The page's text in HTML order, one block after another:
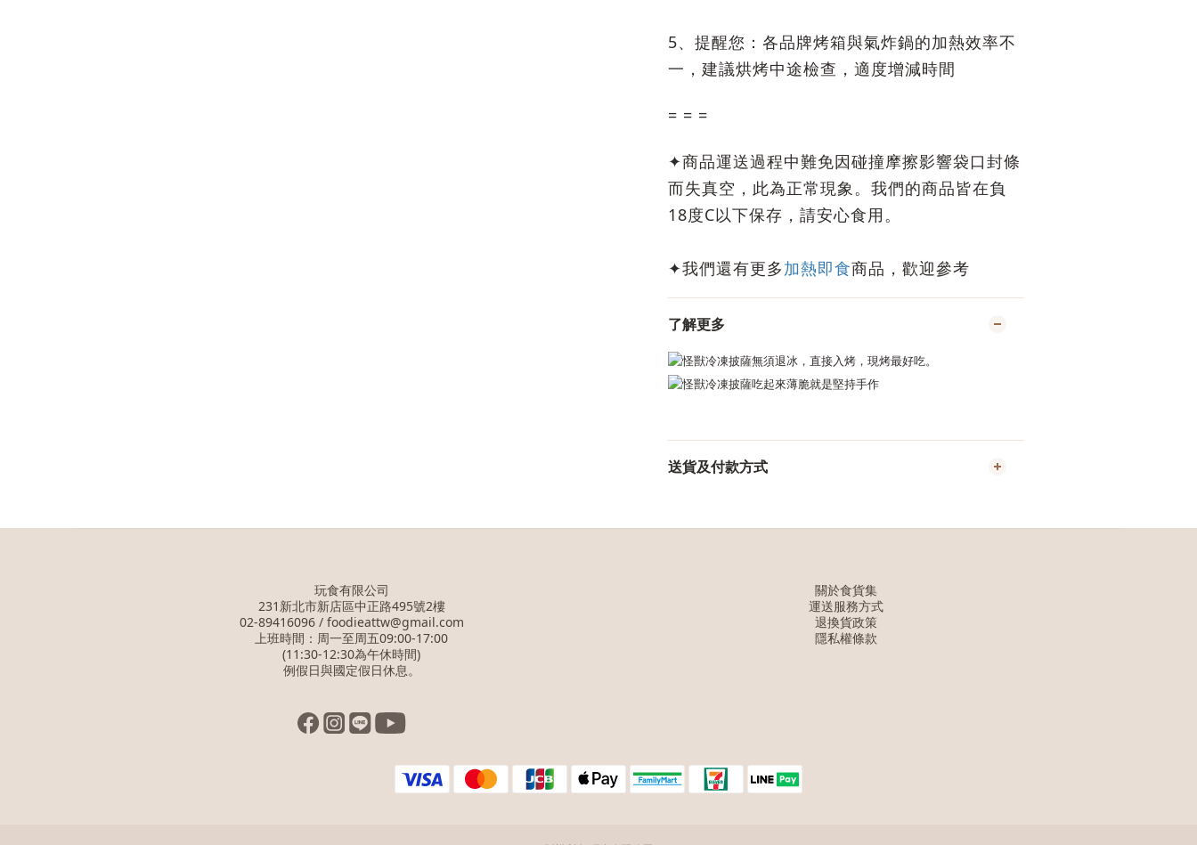
5、提醒您：各品牌烤箱與氣炸鍋的加熱效率不
一，建議烘烤中途檢查，適度增減時間
= = =
✦商品運送過程中難免因碰撞摩擦影響袋口封條
而失真空，此為正常現象。我們的商品皆在負
18度C以下保存，請安心食用。
✦我們還有更多加熱即食商品，歡迎參考
了解更多
送貨及付款方式
玩食有限公司
231新北市新店區中正路495號2樓
02-89416096 / foodieattw@gmail.com
上班時間：周一至周五09:00-17:00
(11:30-12:30為午休時間)
例假日與國定假日休息。
關於食貨集
運送服務方式
退換貨政策
隱私權條款